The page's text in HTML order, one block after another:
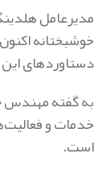
مدیرعامل
خوشبختانه
دستاوردهای
به گفته مهندس
خدمات و
است.